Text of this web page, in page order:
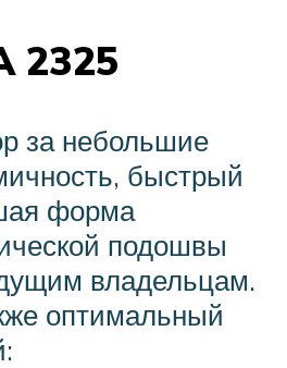
2325
за небольшие
быстрый
форма
подошвы
владельцам.
оптимальный